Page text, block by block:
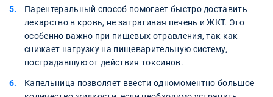
Парентеральный способ помогает быстро доставить
лекарство в кровь, не затрагивая печень и ЖКТ. Это
особенно важно при пищевых отравления, так как
снижает нагрузку на пищеварительную систему,
пострадавшую от действия токсинов.
Капельница позволяет ввести одномоментно большое